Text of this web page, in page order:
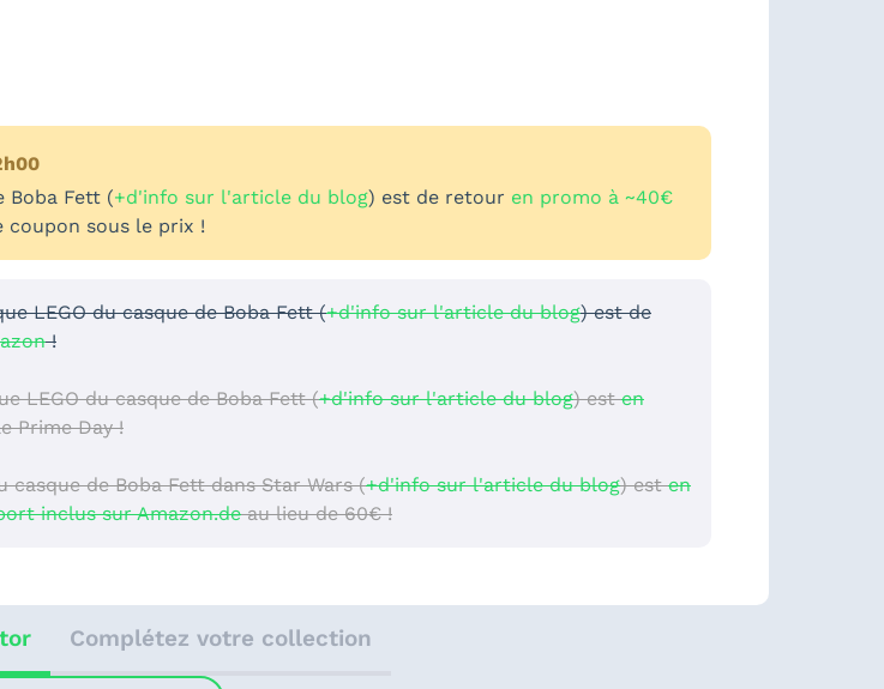
Boba Fett (+d'info sur l'article du blog) est de retour en promo à ~40€
coupon sous le prix !
LEGO du casque de Boba Fett (+d'info sur l'article du blog) est de
!
LEGO du casque de Boba Fett (+d'info sur l'article du blog) esten
Prime Day !
casque de Boba Fett dans Star Wars (+d'info sur l'article du blog) esten
inclus sur Amazon.deau lieu de 60€ !
Complétez votre collection